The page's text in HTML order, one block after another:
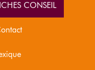
CONSEIL